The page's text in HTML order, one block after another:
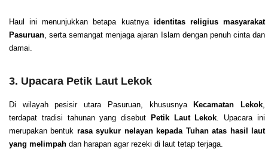
Haul ini menunjukkan betapa kuatnya identitas religius masyarakat
Pasuruan , serta semangat menjaga ajaran Islam dengan penuh cinta dan
damai.
3. Upacara Petik Laut Lekok
Di wilayah pesisir utara Pasuruan, khususnyaKecamatan Lekok
terdapat tradisi tahunan yang disebut Petik Laut Lekok . Upacara ini
merupakan bentuk rasa syukur nelayan kepada Tuhan atas hasil laut
yang melimpah dan harapan agar rezeki di laut tetap terjaga.